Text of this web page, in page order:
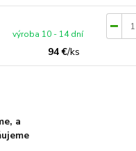
94 €/ks
výroba 10 - 14 dní
a